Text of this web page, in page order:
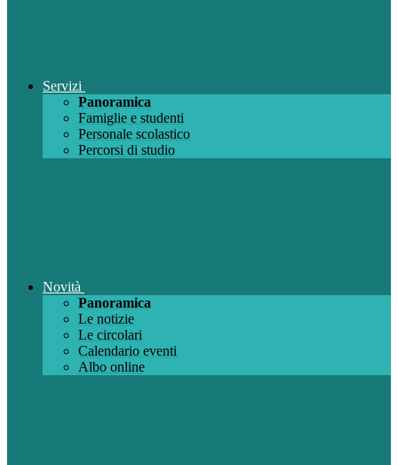
Servizi
Panoramica
Famiglie e studenti
Personale scolastico
Percorsi di studio
Novità
Panoramica
Le notizie
Le circolari
Calendario eventi
Albo online